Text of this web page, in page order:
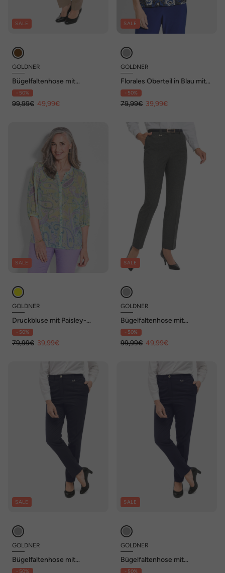
SALE
GOLDNER
Bügelfaltenhose mit
Teildehnbund
- 50%
99,99€ 49,99€
SALE
GOLDNER
Florales Oberteil in Blau mit
Halbarm
- 50%
79,99€ 39,99€
SALE
GOLDNER
Druckbluse mit Paisley-
Muster
- 50%
79,99€ 39,99€
SALE
GOLDNER
Bügelfaltenhose mit
Teildehnbund
- 50%
99,99€ 49,99€
SALE
GOLDNER
Bügelfaltenhose mit
Teildehnbund
- 50%
SALE
GOLDNER
Bügelfaltenhose mit
Teildehnbund
- 50%